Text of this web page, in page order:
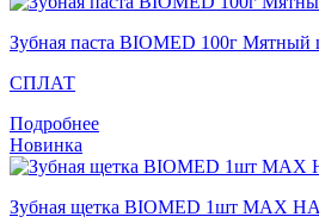
Зубная паста BIOMED 100г Мятный
СПЛАТ
Подробнее
Новинка
Зубная щетка BIOMED 1шт MAX